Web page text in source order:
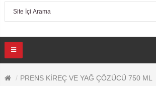
PRENS KİREÇ VE YAĞ ÇÖZÜCÜ 750 ML